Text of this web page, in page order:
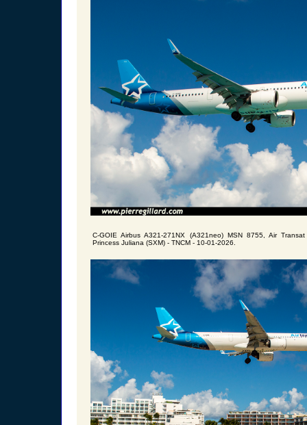
C-GOIE Airbus A321-271NX (A321neo) MSN 8755, Air
Princess Juliana (SXM) - TNCM - 10-01-2026.